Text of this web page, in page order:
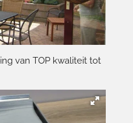
van TOP kwaliteit tot